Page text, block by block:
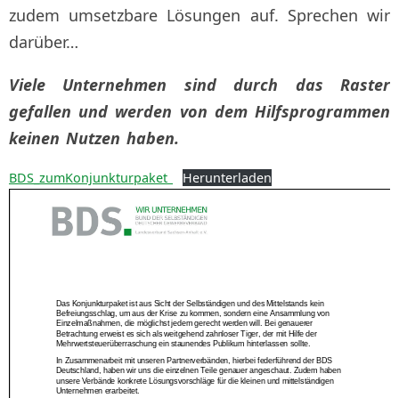
zudem umsetzbare Lösungen auf. Sprechen wir
darüber…
Viele Unternehmen sind
durch das Raster
gefallen und werden von dem Hilfsprogrammen
keinen Nutzen haben.
BDS_zumKonjunkturpaket Herunterladen